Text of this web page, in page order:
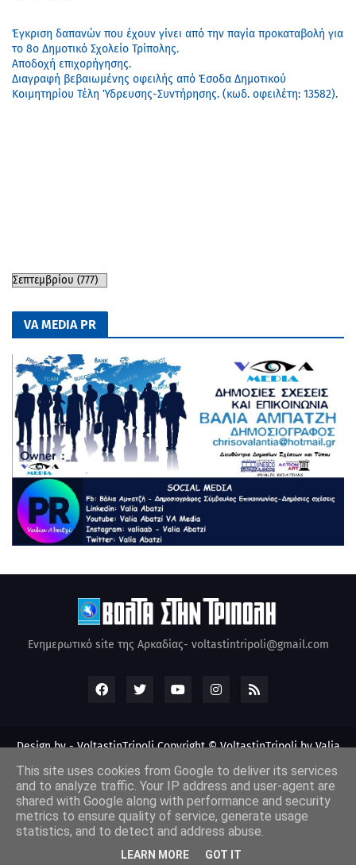
Έγκριση δαπανών που έχουν γίνει από την παγία προκαταβολή για
το 8ο Δημοτικό Σχολείο Τρίπολης.
Αποδοχή επιχορήγησης.
Διαγραφή βεβαιωμένης οφειλής από Έσοδα Δημοτικού
Κοιμητηρίου Τέλη Ύδρευσης-Συντήρησης. (κωδ. οφειλέτη: 13582).
VA MEDIA PR
Ενημερωτικό site της Αρκαδίας- voltastintripoli@gmail.com
Design by -VoltastinTripoliCopyright © VoltastinTripoli by Valia
This site uses cookies from Google to deliver its services
and to analyze traffic. Your IP address and user-agent are
shared with Google along with performance and security
metrics to ensure quality of service, generate usage
statistics, and to detect and address abuse.
LEARN MORE GOT IT